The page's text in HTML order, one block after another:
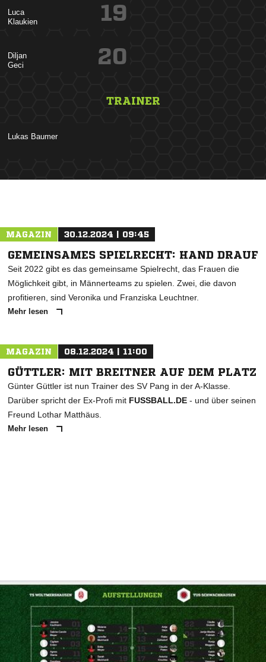


19


20
TRAINER
 
MAGAZIN 30.12.2024 | 09:45
GEMEINSAMES SPIELRECHT: HAND DRAUF
Seit 2022 gibt es das gemeinsame Spielrecht, das Frauen die
Möglichkeit gibt, in Männerteams zu spielen. Zwei, die davon
profitieren, sind Veronika und Franziska Leuchtner.
Mehr lesen
MAGAZIN 08.12.2024 | 11:00
GÜTTLER: MIT BREITNER AUF DEM PLATZ
Günter Güttler ist nun Trainer des SV Pang in der A-Klasse.
Darüber spricht der Ex-Profi mit FUSSBALL.DE - und über seinen
Freund Lothar Matthäus.
Mehr lesen